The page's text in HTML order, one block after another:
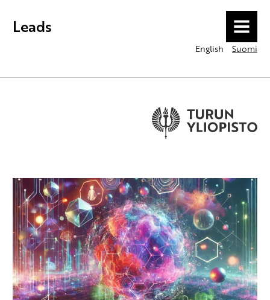
Leads MENU
English Suomi